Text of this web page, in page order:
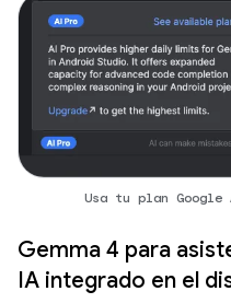
Usa tu plan Google
Gemma 4 para
IA integrado en el